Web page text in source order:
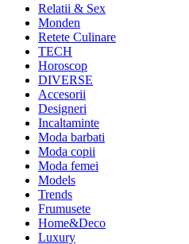
Relatii & Sex
Monden
Retete Culinare
TECH
Horoscop
DIVERSE
Accesorii
Designeri
Incaltaminte
Moda barbati
Moda copii
Moda femei
Models
Trends
Frumusete
Home&Deco
Luxury